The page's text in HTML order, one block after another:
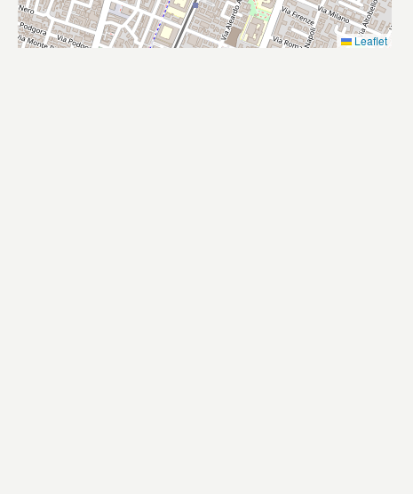
Leaflet